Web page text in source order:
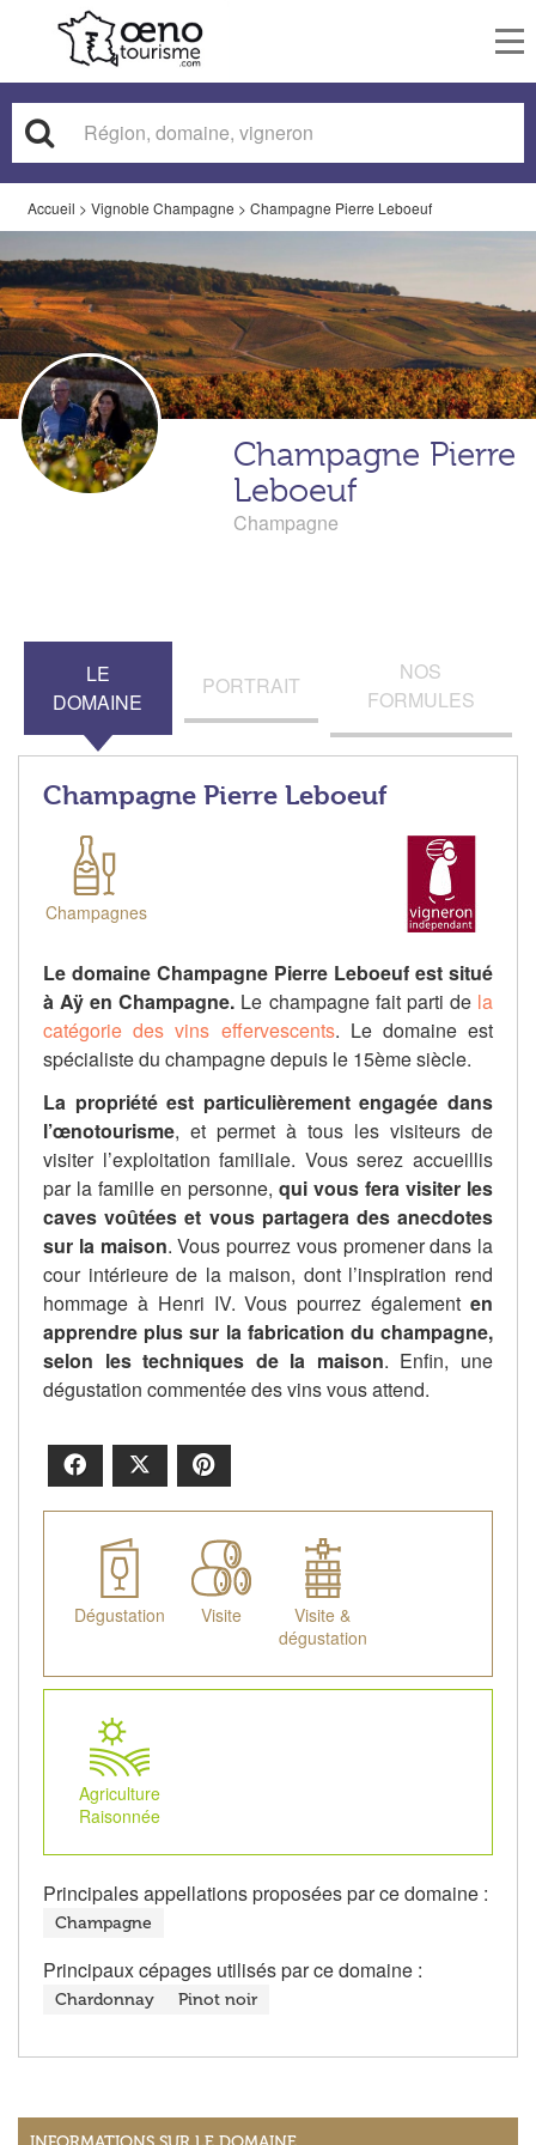
Accueil > Vignoble Champagne > Champagne Pierre Leboeuf
Champagne Pierre
Leboeuf
Champagne
LE
DOMAINE
PORTRAIT
NOS
FORMULES
Champagne Pierre Leboeuf
Champagnes
Le domaine Champagne Pierre Leboeuf est situé
à Aÿ en Champagne. Le champagne fait parti de la
catégorie des vins effervescents. Le domaine est
spécialiste du champagne depuis le 15ème siècle.
La propriété est particulièrement engagée dans
l’œnotourisme, et permet à tous les visiteurs de
visiter l’exploitation familiale. Vous serez accueillis
par la famille en personne, qui vous fera visiter les
caves voûtées et vous partagera des anecdotes
sur la maison. Vous pourrez vous promener dans la
cour intérieure de la maison, dont l’inspiration rend
hommage à Henri IV. Vous pourrez également en
apprendre plus sur la fabrication du champagne,
selon les techniques de la maison. Enfin, une
dégustation commentée des vins vous attend.
Facebook
Dégustation Visite
Visite &
dégustation
Agriculture
Raisonnée
Principales appellations proposées par ce domaine :
Champagne
Principaux cépages utilisés par ce domaine :
Chardonnay Pinot noir